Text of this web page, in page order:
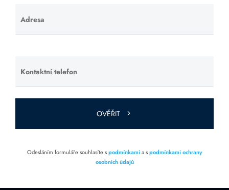
Adresa
Ponechte
toto pole
Kontaktní telefon
Ponechte
toto pole
prázdné.
OVĚŘIT
Odesláním formuláře souhlasíte spodmínkamia spodmínkami ochrany
osobních údajů